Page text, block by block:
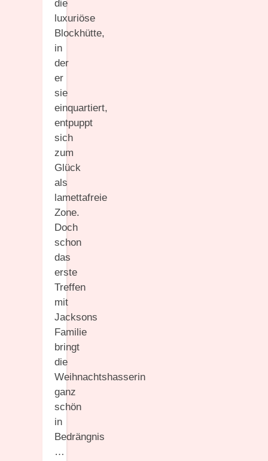
die
luxuriöse
Blockhütte,
in
der
er
sie
einquartiert,
entpuppt
sich
zum
Glück
als
lamettafreie
Zone.
Doch
schon
das
erste
Treffen
mit
Jacksons
Familie
bringt
die
Weihnachtshasserin
ganz
schön
in
Bedrängnis
…